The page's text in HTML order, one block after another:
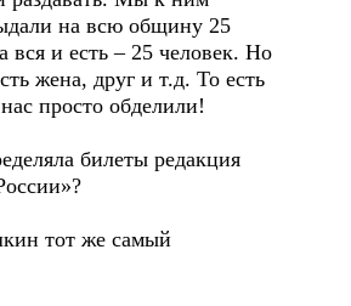
на всю общину 25
и есть – 25 человек. Но
жена, друг и т.д. То есть
просто обделили!
билеты редакция
же самый